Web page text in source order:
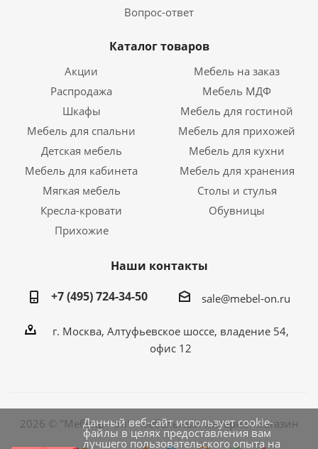
Вопрос-ответ
Каталог товаров
Акции
Мебель на заказ
Распродажа
Мебель МДФ
Шкафы
Мебель для гостиной
Мебель для спальни
Мебель для прихожей
Детская мебель
Мебель для кухни
Мебель для кабинета
Мебель для хранения
Мягкая мебель
Столы и стулья
Кресла-кровати
Обувницы
Прихожие
Наши контакты
+7 (495) 724-34-50
sale@mebel-on.ru
г. Москва, Алтуфьевское шоссе, владение 54,
офис 12
2026 © "Мебель - он" - мебельный интернет магазин
Данный веб-сайт использует cookie-
файлы в целях предоставления вам
лучшего пользовательского опыта на